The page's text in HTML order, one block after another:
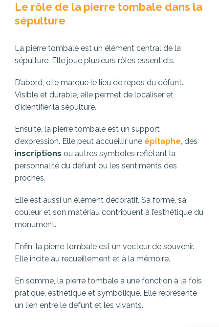
Le rôle de la pierre tombale dans la
sépulture
La pierre tombale est un élément central de la
sépulture. Elle joue plusieurs rôles essentiels.
D’abord, elle marque le lieu de repos du défunt.
Visible et durable, elle permet de localiser et
d’identifier la sépulture.
Ensuite, la pierre tombale est un support
d’expression. Elle peut accueillir une épitaphe, des
inscriptions ou autres symboles reflétant la
personnalité du défunt ou les sentiments des
proches.
Elle est aussi un élément décoratif. Sa forme, sa
couleur et son matériau contribuent à l’esthétique du
monument.
Enfin, la pierre tombale est un vecteur de souvenir.
Elle incite au recueillement et à la mémoire.
En somme, la pierre tombale a une fonction à la fois
pratique, esthétique et symbolique. Elle représente
un lien entre le défunt et les vivants.